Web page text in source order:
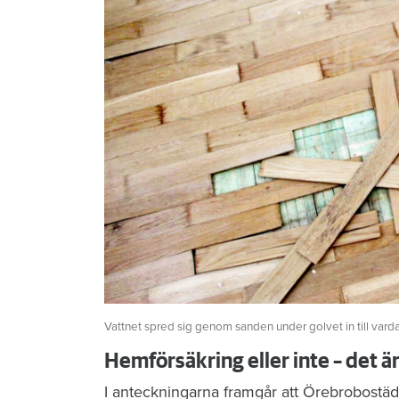
Vattnet spred sig genom sanden under golvet in till
Hemförsäkring eller inte – det
I anteckningarna framgår att